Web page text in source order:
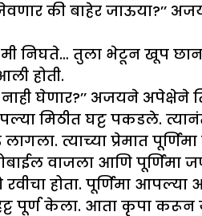
की बाहेर जाऊया?’’
निघते… तुला भेटून खूप छान
होती.
घेणार?’’ अजयने अपेक्षेने
मिठीत घट्ट पकडले.
त्याच्या प्रेमात
वाजला आणि पूर्णिमा
होता. पूर्णिमा
पूर्ण केला. आता कृपा